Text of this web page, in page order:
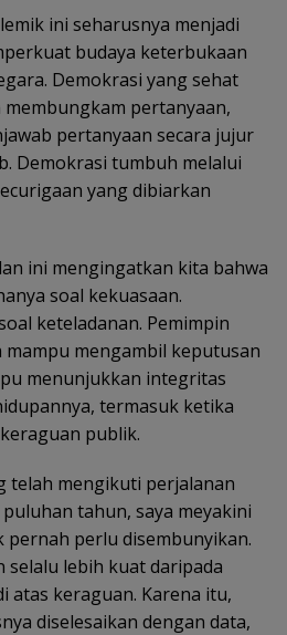
ini seharusnya menjadi
budaya keterbukaan
Demokrasi yang sehat
pertanyaan,
pertanyaan secara jujur
Demokrasi tumbuh melalui
yang dibiarkan
ini mengingatkan kita bahwa
soal kekuasaan.
keteladanan. Pemimpin
mengambil keputusan
menunjukkan integritas
termasuk ketika
publik.
telah mengikuti perjalanan
tahun, saya meyakini
pernah perlu disembunyikan.
selalu lebih kuat daripada
atas keraguan. Karena itu,
diselesaikan dengan data,